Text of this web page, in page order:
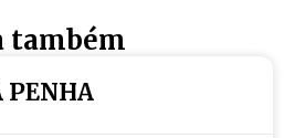
também
PENHA